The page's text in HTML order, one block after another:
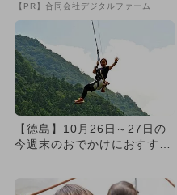
【PR】合同会社デジタルファーム
【徳島】10月26日～27日の
今週末のおでかけにおすす